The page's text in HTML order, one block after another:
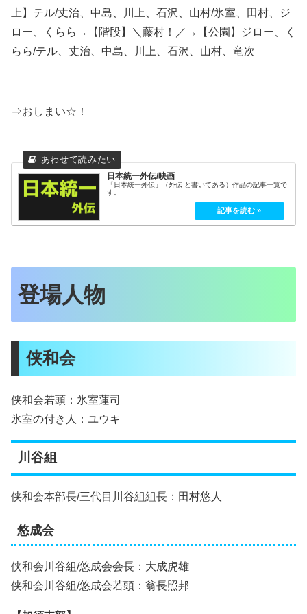
上】テル/丈治、中島、川上、石沢、山村/氷室、田村、ジ
ロー、くらら→【階段】＼藤村！／→【公園】ジロー、く
らら/テル、丈治、中島、川上、石沢、山村、竜次
⇒おしまい☆！
日本統一外伝/映画
「日本統一外伝」（外伝 と書いてある）作品の記事一覧で
す。
登場人物
侠和会
侠和会若頭：氷室蓮司
氷室の付き人：ユウキ
川谷組
侠和会本部長/三代目川谷組組長：田村悠人
悠成会
侠和会川谷組/悠成会会長：大成虎雄
侠和会川谷組/悠成会若頭：翁長照邦